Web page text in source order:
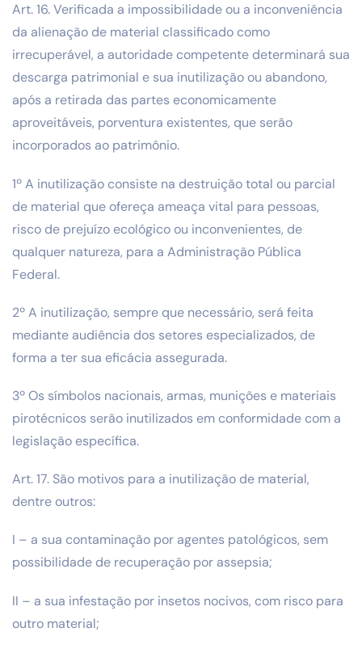
Art. 16. Verificada a impossibilidade ou a inconveniência
da alienação de material classificado como
irrecuperável, a autoridade competente determinará sua
descarga patrimonial e sua inutilização ou abandono,
após a retirada das partes economicamente
aproveitáveis, porventura existentes, que serão
incorporados ao patrimônio.
1º A inutilização consiste na destruição total ou parcial
de material que ofereça ameaça vital para pessoas,
risco de prejuízo ecológico ou inconvenientes, de
qualquer natureza, para a Administração Pública
Federal.
2º A inutilização, sempre que necessário, será feita
mediante audiência dos setores especializados, de
forma a ter sua eficácia assegurada.
3º Os símbolos nacionais, armas, munições e materiais
pirotécnicos serão inutilizados em conformidade com a
legislação específica.
Art. 17. São motivos para a inutilização de material,
dentre outros:
I – a sua contaminação por agentes patológicos, sem
possibilidade de recuperação por assepsia;
II – a sua infestação por insetos nocivos, com risco para
outro material;